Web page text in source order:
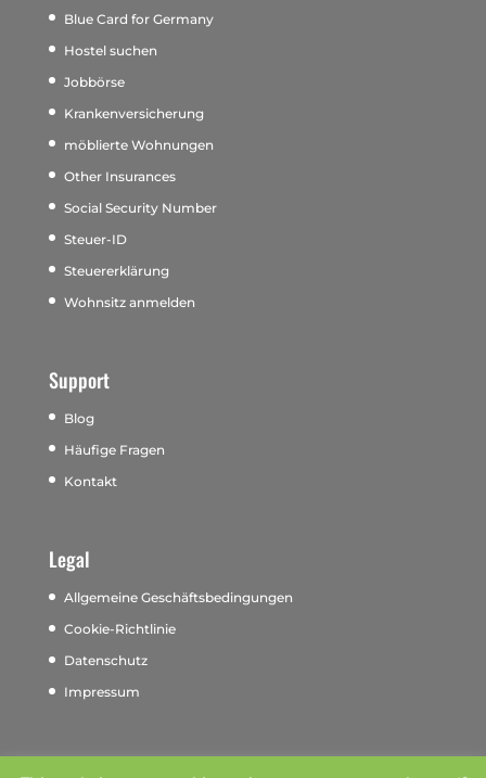
Blue Card for Germany
Hostel suchen
Jobbörse
Krankenversicherung
möblierte Wohnungen
Other Insurances
Social Security Number
Steuer-ID
Steuererklärung
Wohnsitz anmelden
Support
Blog
Häufige Fragen
Kontakt
Legal
Allgemeine Geschäftsbedingungen
Cookie-Richtlinie
Datenschutz
Impressum